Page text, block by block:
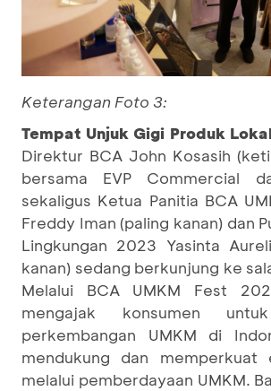
Keterangan Foto 3:
Tempat Unjuk Gigi Produk
Direktur BCA John Kosasih
bersama EVP Commercial
sekaligus Ketua Panitia BCA
Freddy Iman (paling kanan) dan
Lingkungan 2023 Yasinta
kanan) sedang berkunjung ke
Melalui BCA UMKM Fest
mengajak konsumen
perkembangan UMKM di
mendukung dan memperkuat
melalui pemberdayaan UMKM.